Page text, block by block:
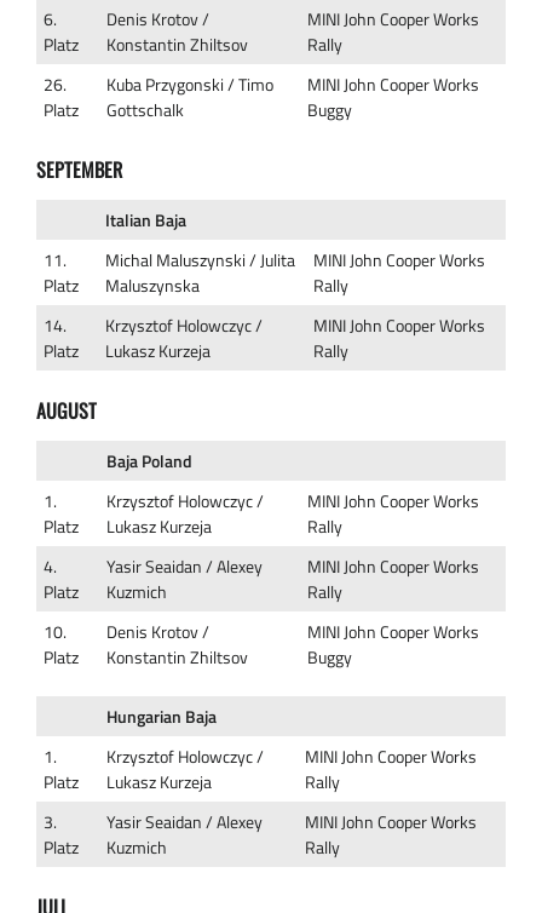
6.
Platz
Denis Krotov /
Konstantin Zhiltsov
MINI John Cooper Works
Rally
26.
Platz
Kuba Przygonski / Timo
Gottschalk
MINI John Cooper Works
Buggy
SEPTEMBER
Italian Baja
11.
Platz
Michal Maluszynski / Julita
Maluszynska
MINI John Cooper Works
Rally
14.
Platz
Krzysztof Holowczyc /
Lukasz Kurzeja
MINI John Cooper Works
Rally
AUGUST
Baja Poland
1.
Platz
Krzysztof Holowczyc /
Lukasz Kurzeja
MINI John Cooper Works
Rally
4.
Platz
Yasir Seaidan / Alexey
Kuzmich
MINI John Cooper Works
Rally
10.
Platz
Denis Krotov /
Konstantin Zhiltsov
MINI John Cooper Works
Buggy
Hungarian Baja
1.
Platz
Krzysztof Holowczyc /
Lukasz Kurzeja
MINI John Cooper Works
Rally
3.
Platz
Yasir Seaidan / Alexey
Kuzmich
MINI John Cooper Works
Rally
JULI